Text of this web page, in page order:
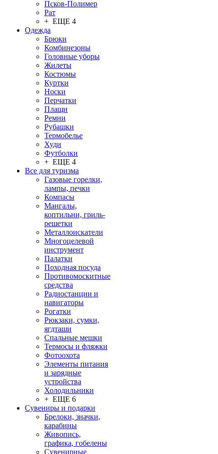
Псков-Полимер
Рат
+ ЕЩЕ 4
Одежда
Брюки
Комбинезоны
Головные уборы
Жилеты
Костюмы
Куртки
Носки
Перчатки
Плащи
Ремни
Рубашки
Термобелье
Худи
Футболки
+ ЕЩЕ 4
Все для туризма
Газовые горелки,
лампы, печки
Компасы
Мангалы,
коптильни, гриль-
решетки
Металлоискатели
Многоцелевой
инструмент
Палатки
Походная посуда
Противомоскитные
средства
Радиостанции и
навигаторы
Рогатки
Рюкзаки, сумки,
ягдташи
Спальные мешки
Термосы и фляжки
Фотоохота
Элементы питания
и зарядные
устройства
Холодильники
+ ЕЩЕ 6
Сувениры и подарки
Брелоки, значки,
карабины
Живопись,
графика, гобелены
Сувенирные